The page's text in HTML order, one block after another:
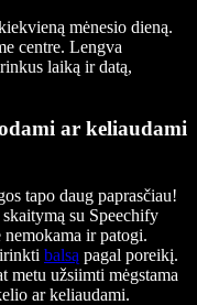
mėnesio dieną.
centre. Lengva
laiką ir datą,
ar keliaudami
tapo daug paprasčiau!
su Speechify
ir patogi.
balsą pagal poreikį.
metu užsiimti mėgstama
ar keliaudami.